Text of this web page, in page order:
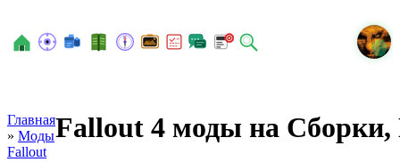
N
Главная
» Моды
Fallout
Fallout 4 моды на